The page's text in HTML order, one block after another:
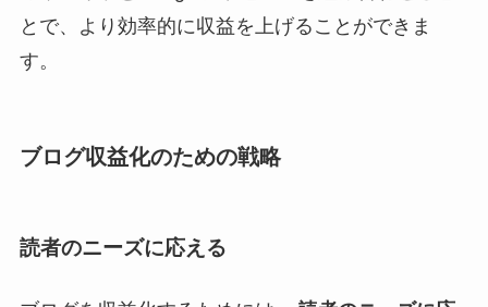
とで、より効率的に収益を上げることができま
す。
ブログ収益化のための戦略
読者のニーズに応える